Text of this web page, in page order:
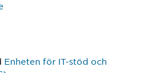
Enheten för IT-stöd och